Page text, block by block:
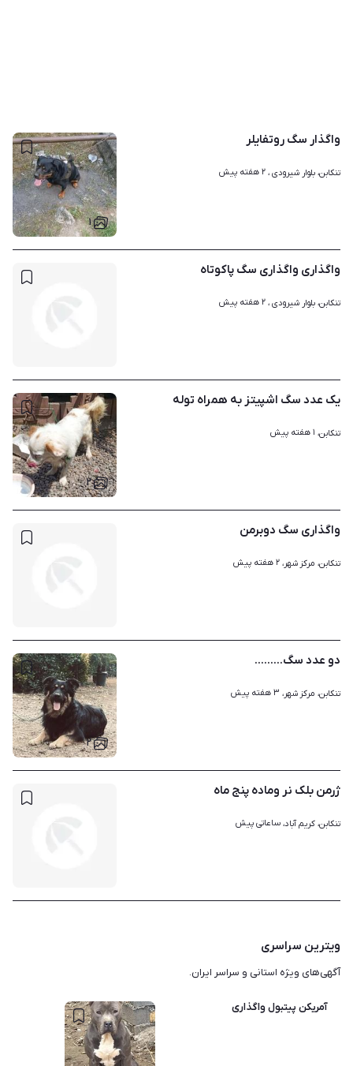
۱
واگذار سگ روتفایلر
تنکابن، بلوار شیرودی ، ۲ هفته پیش
واگذاری واگذاری سگ پاکوتاه
تنکابن، بلوار شیرودی ، ۲ هفته پیش
۲
یک عدد سگ اشپیتز به همراه توله
تنکابن، ۱ هفته پیش
واگذاری سگ دوبرمن
تنکابن، مرکز شهر، ۲ هفته پیش
۲
دو عدد سگ.........
تنکابن، مرکز شهر، ۳ هفته پیش
ژرمن بلک نر وماده پنج ماه
تنکابن، کریم آباد، ساعاتی پیش
ویترین سراسری
آگهی‌های ویژه استانی و سراسر ایران.
آمریکن پیتبول واگذاری